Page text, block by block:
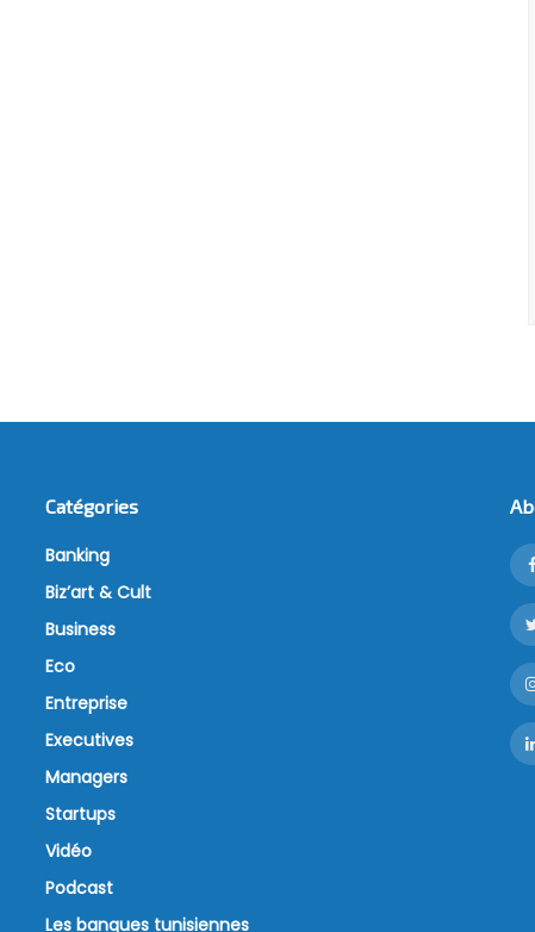
Catégories
Banking
Biz’art & Cult
Business
Eco
Entreprise
Executives
Managers
Startups
Vidéo
Podcast
Les banques tunisiennes